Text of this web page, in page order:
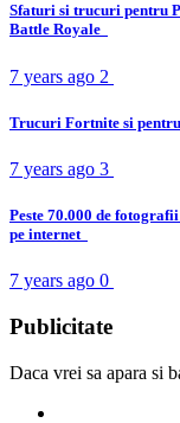
Sfaturi si trucuri pentru
Battle Royale
7 years ago 2
Trucuri Fortnite si
7 years ago 3
Peste 70.000 de
pe internet
7 years ago 0
Publicitate
Daca vrei sa apara si